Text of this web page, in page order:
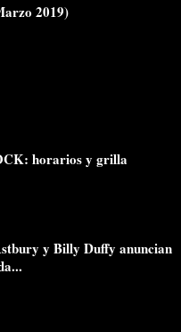
2019)
horarios y grilla
y Billy Duffy anuncian